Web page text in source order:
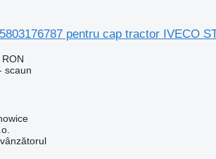
pentru cap tractor IVECO
scaun